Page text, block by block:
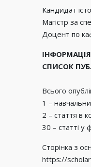
Кандидат
Магістр за
Доцент по
СПИСОК
Всього
1 –
2 – стаття в
30 – статті у
Сторінка з
https://